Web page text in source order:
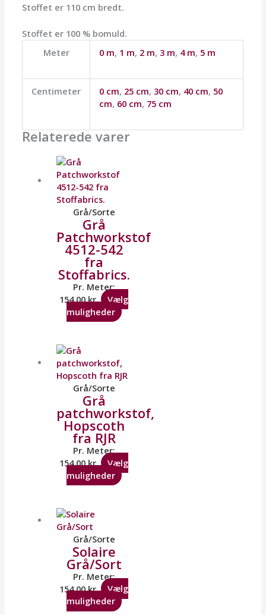
Stoffet er 110 cm bredt.
Stoffet er 100 % bomuld.
Meter
0 m, 1 m, 2 m, 3 m, 4 m, 5 m
Centimeter 0 cm, 25 cm, 30 cm, 40 cm, 50
cm, 60 cm, 75 cm
Relaterede varer
Grå/Sorte
Grå
Patchworkstof
4512-542
fra
Stoffabrics.
Pr. Meter:
154,00kr.
Vælg
muligheder
Grå/Sorte
Grå
patchworkstof,
Hopscoth
fra RJR
Pr. Meter:
154,00kr.
Vælg
muligheder
Grå/Sorte
Solaire
Grå/Sort
Pr. Meter:
154,00kr.
Vælg
muligheder